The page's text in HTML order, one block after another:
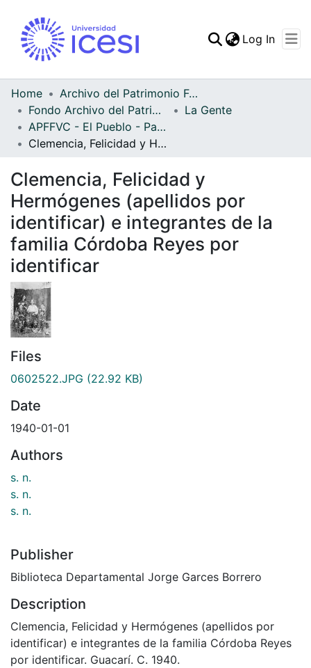
Statistics
Log In
Home
Archivo del Patrimonio Fotográfico y Fílmico del Valle del Cauca
Fondo Archivo del Patrimonio Fotográfico y Fílmico del Valle del Cauca
La Gente
APFFVC - El Pueblo - Patrimonial
Clemencia, Felicidad y Hermógenes (apellidos por identificar) e integrantes de la familia Córdoba Reyes por identificar
Clemencia, Felicidad y
Hermógenes (apellidos por
identificar) e integrantes de la
familia Córdoba Reyes por
identificar
Files
0602522.JPG (22.92 KB)
Date
1940-01-01
Authors
s. n.
s. n.
s. n.
Publisher
Biblioteca Departamental Jorge Garces Borrero
Description
Clemencia, Felicidad y Hermógenes (apellidos por
identificar) e integrantes de la familia Córdoba Reyes
por identificar. Guacarí. C. 1940.